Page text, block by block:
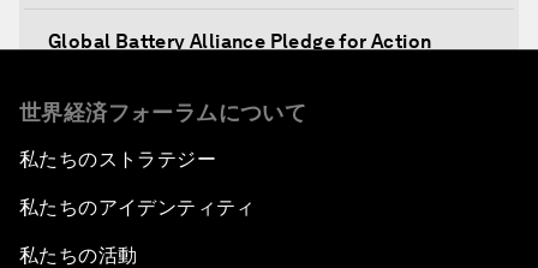
Global Battery Alliance Pledge for Action
Mobilizing Action for Inclusive Societies
Closing Plenary
世界経済フォーラムについて
私たちのストラテジー
私たちのアイデンティティ
私たちの活動